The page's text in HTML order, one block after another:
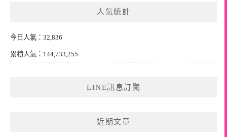
人氣統計
今日人氣：32,836
累積人氣：144,733,255
LINE訊息訂閱
近期文章